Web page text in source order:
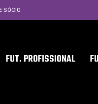
SÓCIO
FUT. PROFISSIONAL